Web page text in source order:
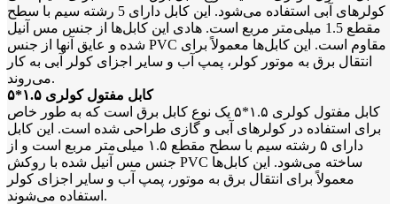
کولرهای آبی استفاده می‌شود. این کابل دارای 5 رشته سیم با سطح
مقطع 1.5 میلی‌متر مربع است. هادی این کابل‌ها از جنس مس آنیل
شده و عایق آنها از جنس PVC مقاوم است. این کابل‌ها معمولاً برای
انتقال برق به موتور کولر، پمپ آب و سایر اجزای کولر آبی به کار
می‌روند.
کابل مفتول کولری ۱.۵*۵
کابل مفتول کولری ۱.۵*۵ یک نوع کابل برق است که به طور خاص
برای استفاده در کولرهای آبی و گازی طراحی شده است. این کابل
دارای ۵ رشته سیم با سطح مقطع ۱.۵ میلی‌متر مربع است و از
جنس مس آنیل شده با روکش PVC ساخته می‌شود. این کابل‌ها
معمولاً برای انتقال برق به موتور، پمپ آب و سایر اجزای کولر
استفاده می‌شوند.